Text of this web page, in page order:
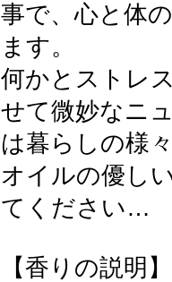
事で、心と体
ます。
何かとストレ
せて微妙なニ
は暮らしの様
オイルの優し
てください…
【香りの説明】